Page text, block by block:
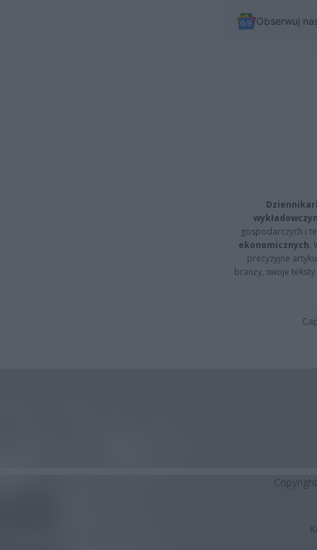
Obserwuj
gospodarczych i
ekonomicznych.
precyzyjne
branży, swoje